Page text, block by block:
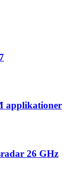
applikationer
26 GHz